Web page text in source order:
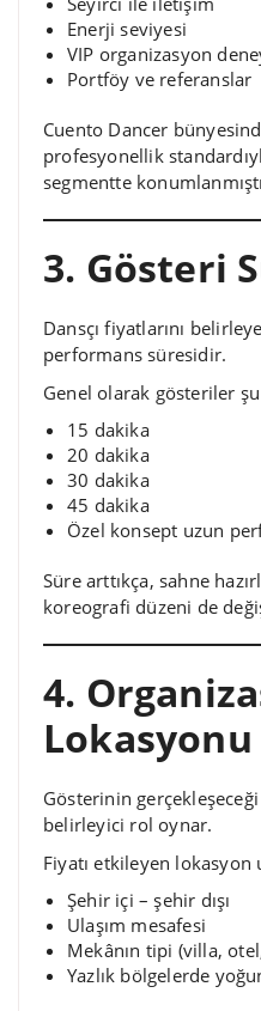
Enerji seviyesi
VIP organizasyon
Portföy ve referanslar
Cuento Dancer
profesyonellik
segmentte
3. Gösteri
Dansçı fiyatlarını
performans süresidir.
Genel olarak gösteriler
15 dakika
20 dakika
30 dakika
45 dakika
Özel konsept uzun
Süre arttıkça, sahne
koreografi düzeni de
4.
Lokasyonu
Gösterinin
belirleyici rol oynar.
Fiyatı etkileyen lokasyon
Şehir içi – şehir dışı
Ulaşım mesafesi
Mekânın tipi (villa,
Yazlık bölgelerde